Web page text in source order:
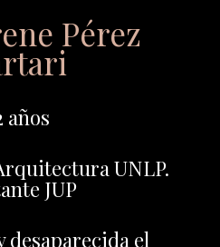
Pérez
años
UNLP.
JUP
desaparecida el